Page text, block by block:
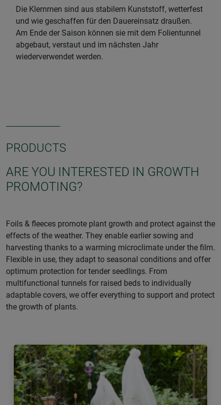
Die Klemmen sind aus stabilem Kunststoff, wetterfest
und wie geschaffen für den Dauereinsatz draußen.
Am Ende der Saison können sie mit dem Folientunnel
abgebaut, verstaut und im nächsten Jahr
wiederverwendet werden.
PRODUCTS
ARE YOU INTERESTED IN GROWTH
PROMOTING?
Foils & fleeces promote plant growth and protect against the
effects of the weather. They enable earlier sowing and
harvesting thanks to a warming microclimate under the film.
Flexible in use, they adapt to seasonal conditions and offer
optimum protection for tender seedlings. From
multifunctional tunnels for raised beds to individually
adaptable covers, we offer everything to support and protect
the growth of plants.